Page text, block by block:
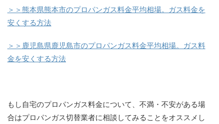
＞＞熊本県熊本市のプロパンガス料金平均相場。ガス料金を
安くする方法
＞＞鹿児島県鹿児島市のプロパンガス料金平均相場。ガス料
金を安くする方法
もし自宅のプロパンガス料金について、不満・不安がある場
合はプロパンガス切替業者に相談してみることをオススメし